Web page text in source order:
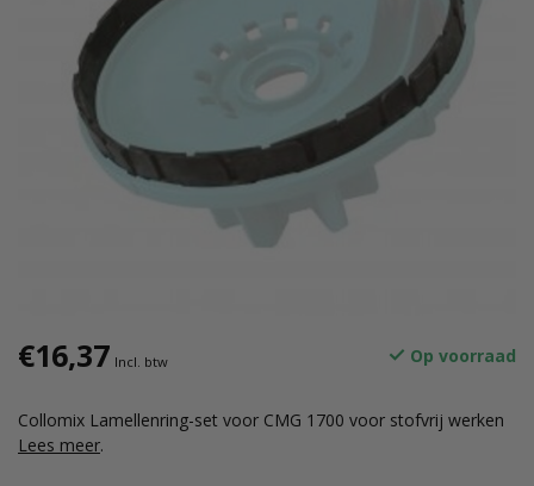
€16,37 Incl. btw Op voorraad
Collomix Lamellenring-set voor CMG 1700 voor stofvrij werken
Lees meer.